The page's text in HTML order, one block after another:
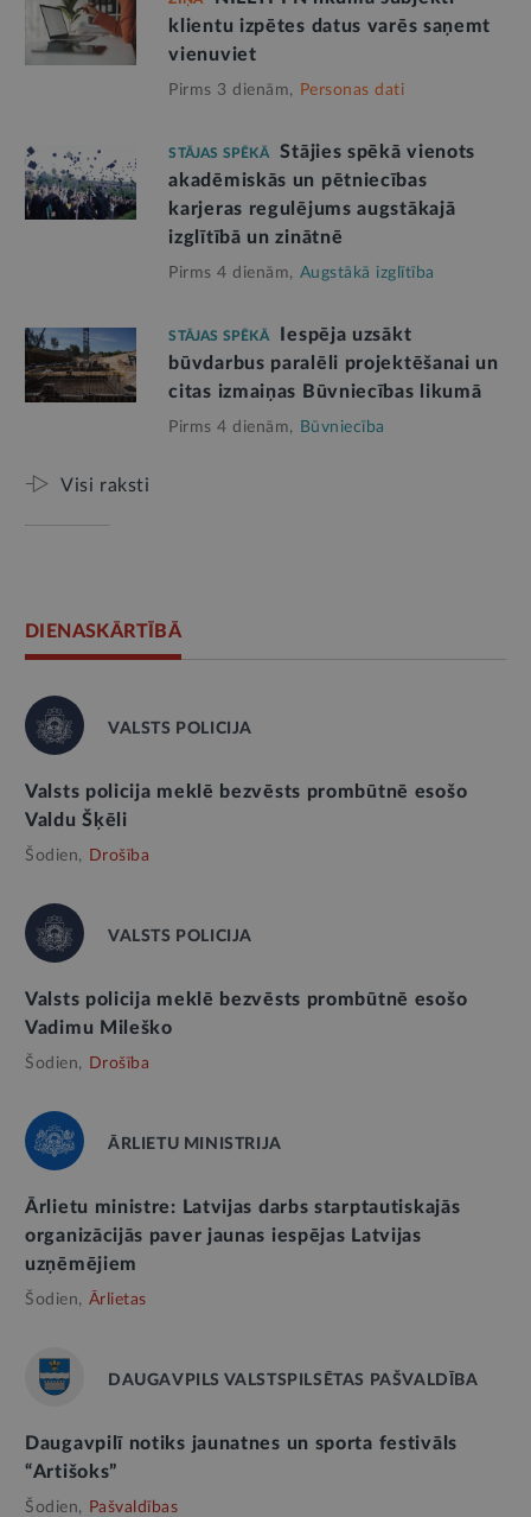
klientu izpētes datus varēs saņemt
vienuviet
Pirms 3 dienām, Personas dati
STĀJAS SPĒKĀ
Stājies spēkā vienots
akadēmiskās un pētniecības
karjeras regulējums augstākajā
izglītībā un zinātnē
Pirms 4 dienām, Augstākā izglītība
STĀJAS SPĒKĀ
Iespēja uzsākt
būvdarbus paralēli projektēšanai un
citas izmaiņas Būvniecības likumā
Pirms 4 dienām, Būvniecība
Visi raksti
DIENASKĀRTĪBĀ
VALSTS POLICIJA
Valsts policija meklē bezvēsts prombūtnē esošo
Valdu Šķēli
Šodien, Drošība
VALSTS POLICIJA
Valsts policija meklē bezvēsts prombūtnē esošo
Vadimu Mileško
Šodien, Drošība
ĀRLIETU MINISTRIJA
Ārlietu ministre: Latvijas darbs starptautiskajās
organizācijās paver jaunas iespējas Latvijas
uzņēmējiem
Šodien, Ārlietas
DAUGAVPILS VALSTSPILSĒTAS PAŠVALDĪBA
Daugavpilī notiks jaunatnes un sporta festivāls
“Artišoks”
Šodien, Pašvaldības